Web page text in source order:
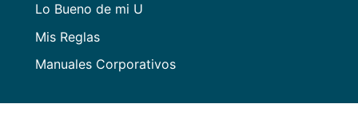
Lo Bueno de mi U
Mis Reglas
Manuales Corporativos